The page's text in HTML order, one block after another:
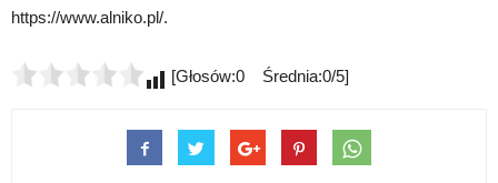
https://www.alniko.pl/.
[Głosów:0 Średnia:0/5]